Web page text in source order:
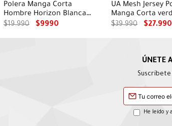
Polera Manga Corta
Hombre Horizon Blanca
Burton
$19.990 $9990
UA Mesh Jersey
Manga Corta
hombre
$39.990 $27.990
He leído y